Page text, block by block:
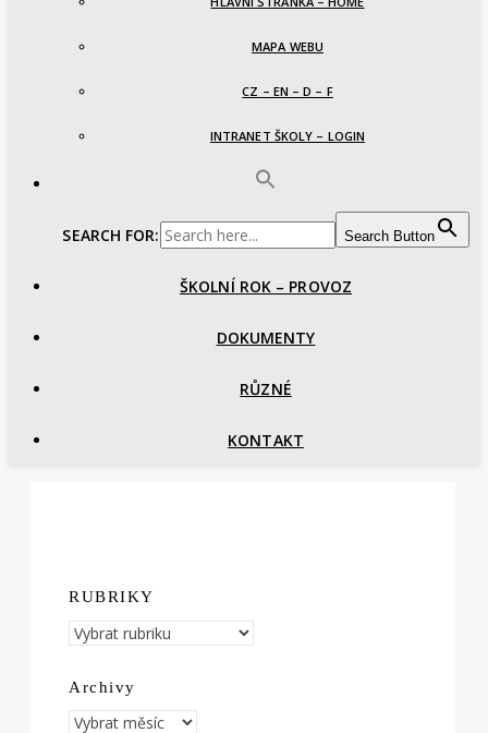
MAPA WEBU
CZ – EN – D – F
INTRANET ŠKOLY – LOGIN
SEARCH FOR: Search Button
ŠKOLNÍ ROK – PROVOZ
DOKUMENTY
RŮZNÉ
KONTAKT
RUBRIKY
RUBRIKY
Archivy
Archivy